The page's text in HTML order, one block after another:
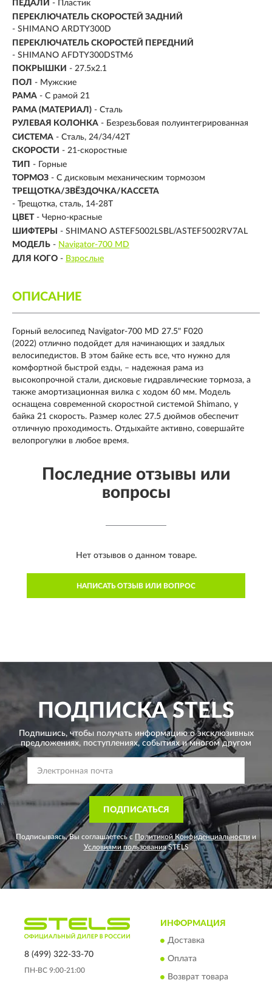
ПЕДАЛИ - Пластик
ПЕРЕКЛЮЧАТЕЛЬ СКОРОСТЕЙ ЗАДНИЙ
- SHIMANO ARDTY300D
ПЕРЕКЛЮЧАТЕЛЬ СКОРОСТЕЙ ПЕРЕДНИЙ
- SHIMANO AFDTY300DSTM6
ПОКРЫШКИ - 27.5x2.1
ПОЛ - Мужские
РАМА - С рамой 21
РАМА (МАТЕРИАЛ) - Сталь
РУЛЕВАЯ КОЛОНКА - Безрезьбовая полуинтегрированная
СИСТЕМА - Сталь, 24/34/42Т
СКОРОСТИ - 21-скоростные
ТИП - Горные
ТОРМОЗ - С дисковым механическим тормозом
ТРЕЩОТКА/ЗВЁЗДОЧКА/КАССЕТА
- Трещотка, сталь, 14-28Т
ЦВЕТ - Черно-красные
ШИФТЕРЫ
- SHIMANO ASTEF5002LSBL/ASTEF5002RV7AL
МОДЕЛЬ - Navigator-700 MD
ДЛЯ КОГО - Взрослые
ОПИСАНИЕ
Горный велосипед Navigator-700 MD 27.5" F020
(2022) отлично подойдет для начинающих и заядлых
велосипедистов. В этом байке есть все, что нужно для
комфортной быстрой езды, – надежная рама из
высокопрочной стали, дисковые гидравлические тормоза, а
также амортизационная вилка с ходом 60 мм. Модель
оснащена современной скоростной системой Shimano, у
байка 21 скорость. Размер колес 27.5 дюймов обеспечит
отличную проходимость. Отдыхайте активно, совершайте
велопрогулки в любое время.
Последние отзывы или
вопросы
Нет отзывов о данном товаре.
НАПИСАТЬ ОТЗЫВ ИЛИ ВОПРОС
ПОДПИСКАSTELS
Подпишись, чтобы получать информацию о эксклюзивных
предложениях, поступлениях, событиях и многом другом
ПОДПИСАТЬСЯ
Подписываясь, Вы соглашаетесь с Политикой Конфиденциальности и
Условиями пользованияSTELS
8 (499) 322-33-70
ПН-ВС 9:00-21:00
ИНФОРМАЦИЯ
Доставка
Оплата
Возврат товара